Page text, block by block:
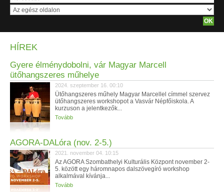
HÍREK
Gyere élménydobolni, vár Magyar Marcell
ütőhangszeres műhelye
2024. szeptember 16. 00:10
Ütőhangszeres műhely Magyar Marcellel címmel szervez
ütőhangszeres workshopot a Vasvár Népfőiskola. A
kurzuson a jelentkezők...
Tovább
AGORA-DALóra (nov. 2-5.)
2021. november 04. 10:15
Az AGORA Szombathelyi Kulturális Központ november 2-
5. között egy háromnapos dalszövegíró workshop
alkalmával kívánja...
Tovább